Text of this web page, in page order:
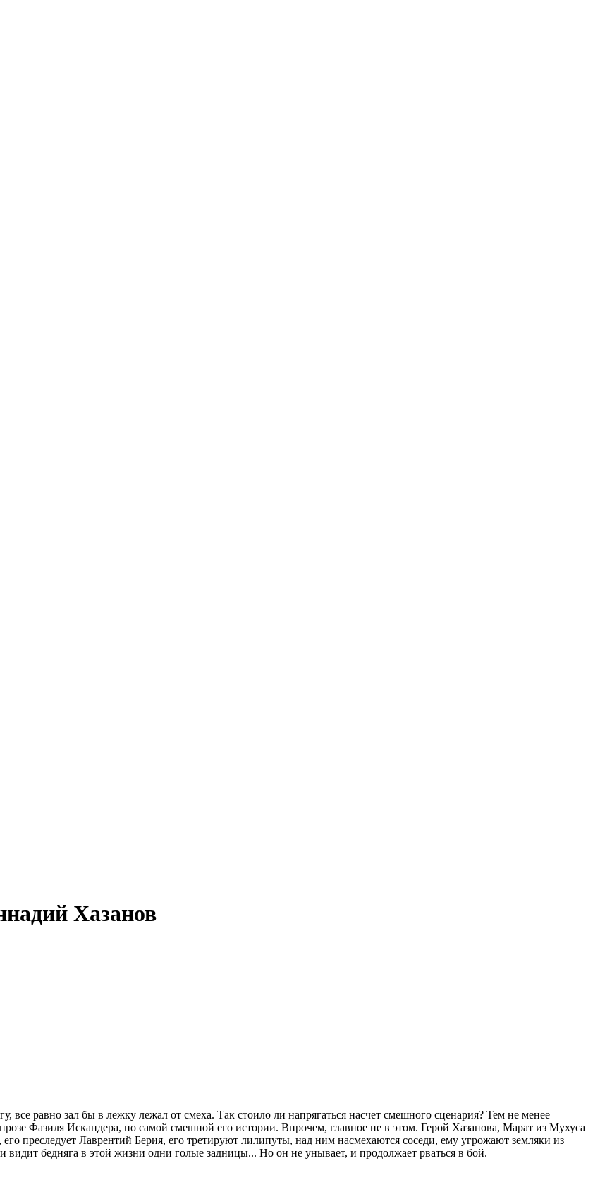
Хазанов
равно зал бы в лежку лежал от смеха. Так стоило ли напрягаться насчет смешного сценария? Тем не менее
Фазиля Искандера, по самой смешной его истории. Впрочем, главное не в этом. Герой Хазанова, Марат из Мухуса
преследует Лаврентий Берия, его третируют лилипуты, над ним насмехаются соседи, ему угрожают земляки из
бедняга в этой жизни одни голые задницы... Но он не унывает, и продолжает рваться в бой.